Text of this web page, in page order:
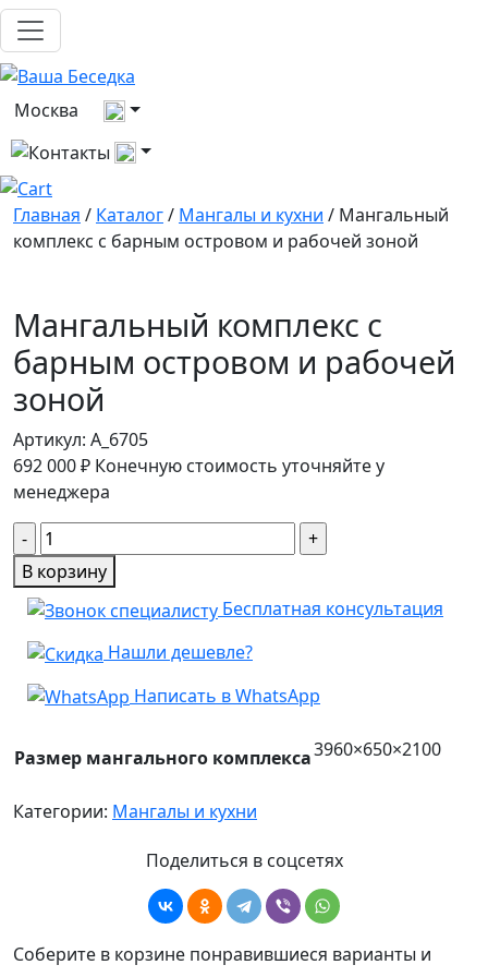
Москва
Выберите город
Все контакты
Главная / Каталог/ Мангалы и кухни / Мангальный
комплекс с барным островом и рабочей зоной
Мангальный комплекс с
барным островом и рабочей
зоной
Артикул: A_6705
692 000₽ Конечную стоимость уточняйте у
менеджера
Количество
товара
Мангальный
комплекс
барным
островом
зоной
В корзину
Бесплатная консультация
Нашли дешевле?
Написать в WhatsApp
Размер мангального комплекса3960×650×2100
Категории: Мангалы и кухни
Поделиться в соцсетях
Соберите в корзине понравившиеся варианты и